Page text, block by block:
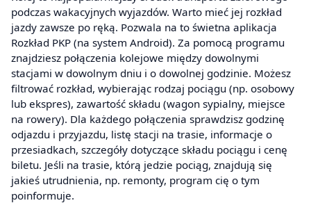
podczas wakacyjnych wyjazdów. Warto mieć jej rozkład
jazdy zawsze po ręką. Pozwala na to świetna aplikacja
Rozkład PKP (na system Android). Za pomocą programu
znajdziesz połączenia kolejowe między dowolnymi
stacjami w dowolnym dniu i o dowolnej godzinie. Możesz
filtrować rozkład, wybierając rodzaj pociągu (np. osobowy
lub ekspres), zawartość składu (wagon sypialny, miejsce
na rowery). Dla każdego połączenia sprawdzisz godzinę
odjazdu i przyjazdu, listę stacji na trasie, informacje o
przesiadkach, szczegóły dotyczące składu pociągu i cenę
biletu. Jeśli na trasie, którą jedzie pociąg, znajdują się
jakieś utrudnienia, np. remonty, program cię o tym
poinformuje.